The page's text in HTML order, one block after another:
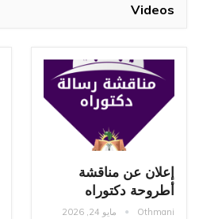
Videos
إعلان عن مناقشة
أطروحة دكتوراه
Othmani مايو 24, 2026